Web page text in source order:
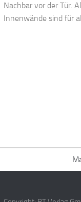
Nachbar vor der Tür.
Innenwände sind für